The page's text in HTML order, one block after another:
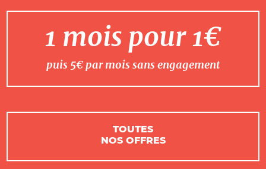
1 mois pour 1€
puis 5€ par mois sans engagement
TOUTES
NOS OFFRES